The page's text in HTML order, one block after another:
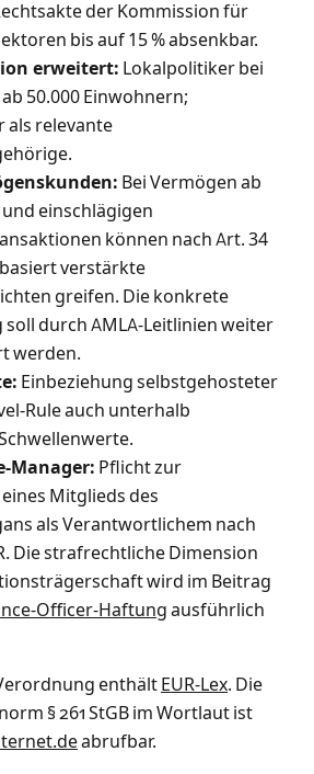
der Kommission für
bis auf 15 % absenkbar.
erweitert: Lokalpolitiker bei
50.000 Einwohnern;
als relevante
Bei Vermögen ab
und einschlägigen
können nach Art. 34
verstärkte
greifen. Die konkrete
durch AMLA-Leitlinien weiter
werden.
Einbeziehung selbstgehosteter
Rule auch unterhalb
Manager: Pflicht zur
Mitglieds des
als Verantwortlichem nach
Die strafrechtliche Dimension
wird im Beitrag
Officer-Haftungausführlich
enthältEUR-Lex. Die
§ 261 StGB im Wortlaut ist
abrufbar.